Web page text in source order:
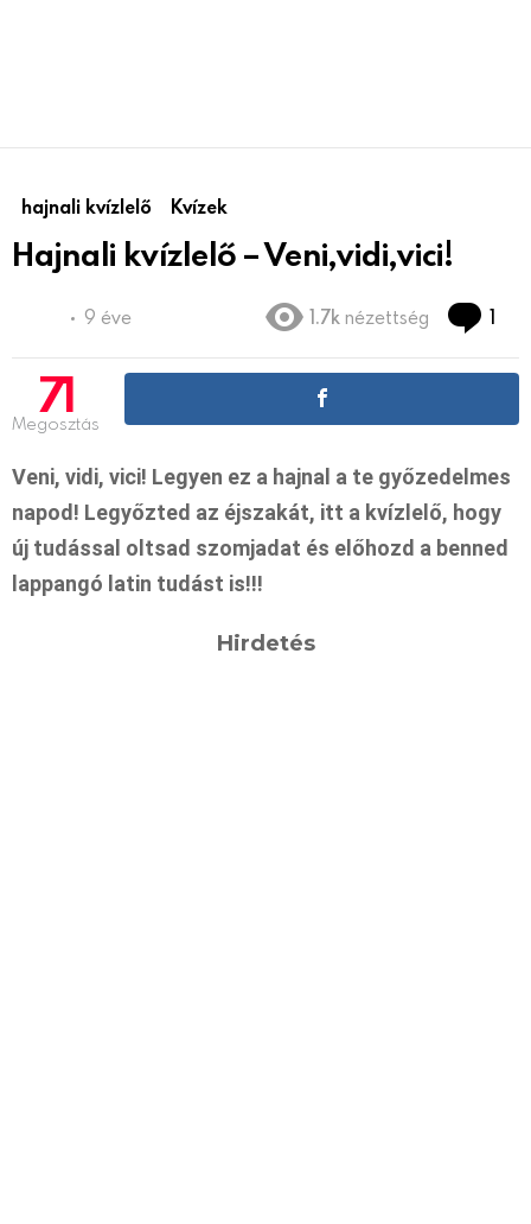
hajnali kvízlelő Kvízek
Hajnali kvízlelő – Veni,vidi,vici!
9 éve 1.7k nézettség 1
71
Megosztás
Veni, vidi, vici! Legyen ez a hajnal a te győzedelmes
napod! Legyőzted az éjszakát, itt a kvízlelő, hogy
új tudással oltsad szomjadat és előhozd a benned
lappangó latin tudást is!!!
Hirdetés